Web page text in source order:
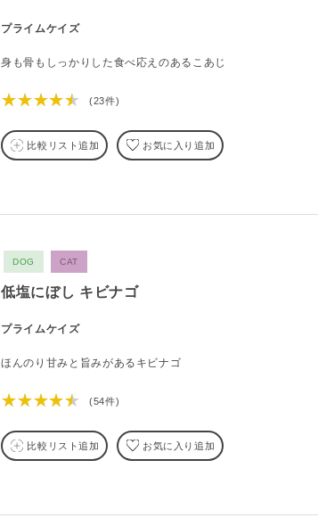
プライムケイズ
身も骨もしっかりした食べ応えのあるこあじ
★★★★★ (23件)
比較リスト追加 お気に入り追加
DOG CAT
低塩にぼし キビナゴ
プライムケイズ
ほんのり甘みと旨みがあるキビナゴ
★★★★★ (54件)
比較リスト追加 お気に入り追加